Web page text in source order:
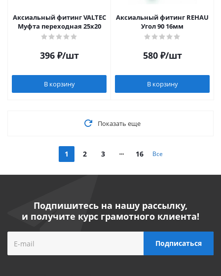
Аксиальный фитинг VALTEC
Муфта переходная 25х20
396₽/шт
В корзину
Аксиальный фитинг REHAU
Угол 90 16мм
580₽/шт
В корзину
Показать еще
1 2 3 16 Все
Подпишитесь на нашу рассылку,
и получите курс грамотного клиента!